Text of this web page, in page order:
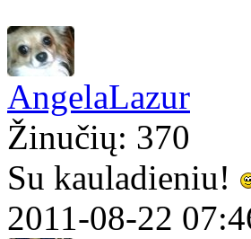
AngelaLazur
Žinučių: 370
Su kauladieniu!
2011-08-22